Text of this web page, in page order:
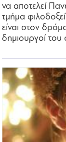
να αποτελεί
τμήμα
είναι στον
δημιουργοί του